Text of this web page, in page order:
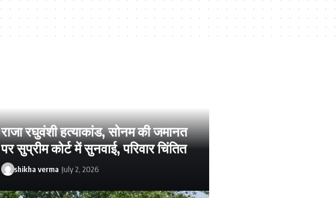
राजा रघुवंशी हत्याकांड, सोनम की जमानत
पर सुप्रीम कोर्ट में सुनवाई, परिवार चिंतित
shikha verma July 2, 2026